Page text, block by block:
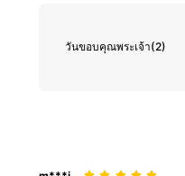
วันขอบคุณพระเจ้า(2)